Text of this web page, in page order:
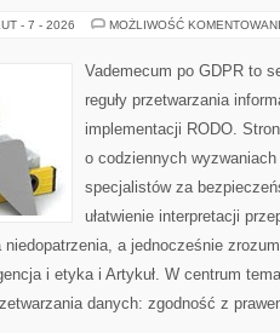
- 7 - 2026 MOŻLIWOŚĆ
Vademecum po GDPR to
reguły przetwarzania
implementacji RODO.
o codziennych
specjalistów za
ułatwienie interpretacji
niedopatrzenia, a jednocześnie
i etyka i Artykuł. W centrum
danych: zgodność z